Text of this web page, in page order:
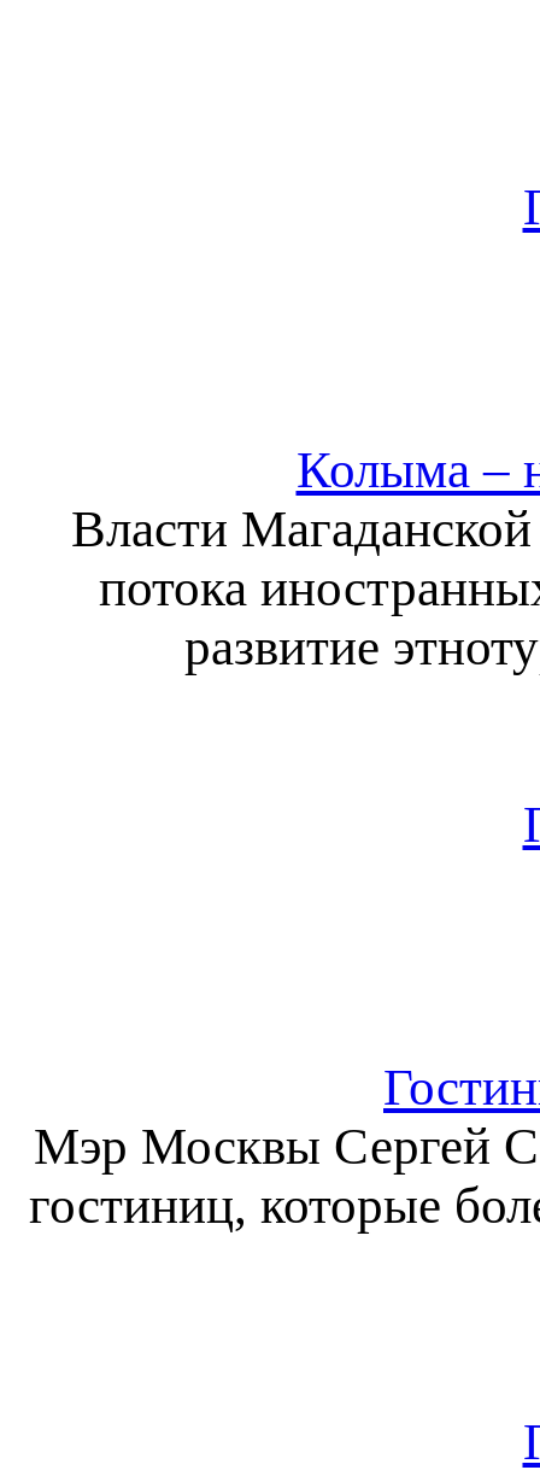
Колыма –
Власти
потока
развитие
Мэр Москвы Сергей
гостиниц, которые